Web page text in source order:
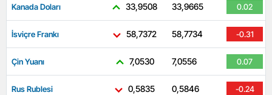
Kanada Doları 33,9508 33,9665 0.02
İsviçre Frankı 58,7372 58,7734 -0.31
Çin Yuanı 7,0530 7,0556 0.07
Rus Rublesi 0,5835 0,5846 -0.24